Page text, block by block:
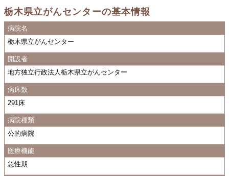
栃木県立がんセンターの基本情報
病院名
栃木県立がんセンター
開設者
地方独立行政法人栃木県立がんセンター
病床数
291床
病院種類
公的病院
医療機能
急性期